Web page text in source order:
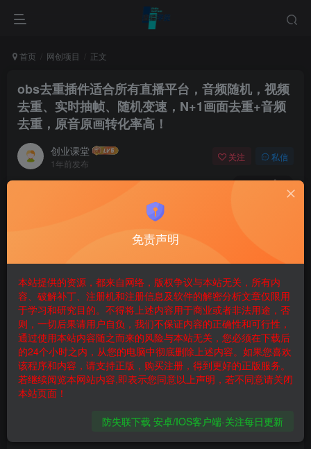
首页 网创项目 正文
obs去重插件适合所有直播平台，音频随机，视频
去重、实时抽帧、随机变速，N+1画面去重+音频
去重，原音原画转化率高！
创业课堂
1年前发布
关注 私信
670 9
​一刀不剪，原音原画，直接干，就是稳，转化率超高。日不
差异化内容，每 30 秒可创建 100 + 个版本，通过动态内容
池技术实现 90% 防检测效果。独创的特征掩码技术，可对画
面帧序列进行随机打乱重组，同步生成声纹特征码，彻底规
避平台非实时内容检测机制。
【全场景解决方案】
支持dy / ks / xhs / TikTok 等主流平台，配备云端实时渲染系
统，通过动态变速抽帧技术实现画面动态模糊处理，配合智
免责声明
本站提供的资源，都来自网络，版权争议与本站无关，所有内
容、破解补丁、注册机和注册信息及软件的解密分析文章仅限用
于学习和研究目的。不得将上述内容用于商业或者非法用途，否
则，一切后果请用户自负，我们不保证内容的正确性和可行性，
通过使用本站内容随之而来的风险与本站无关，您必须在下载后
的24个小时之内，从您的电脑中彻底删除上述内容。如果您喜欢
该程序和内容，请支持正版，购买注册，得到更好的正版服务。
若继续阅览本网站内容,即表示您同意以上声明，若不同意请关闭
本站页面！
防失联下载 安卓/IOS客户端-关注每日更新